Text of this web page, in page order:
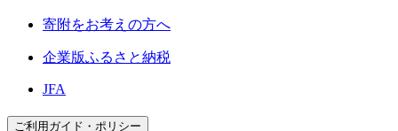
寄附をお考えの方へ
企業版ふるさと納税
JFA
ご利用ガイド・ポリシー